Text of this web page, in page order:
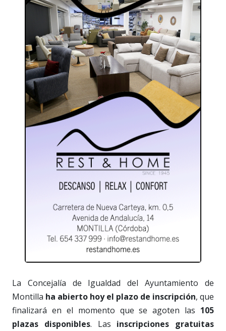
La Concejalía de Igualdad del Ayuntamiento de
Montilla ha abierto hoy el plazo de inscripción, que
finalizará en el momento que se agoten las 105
plazas disponibles. Las inscripciones gratuitas